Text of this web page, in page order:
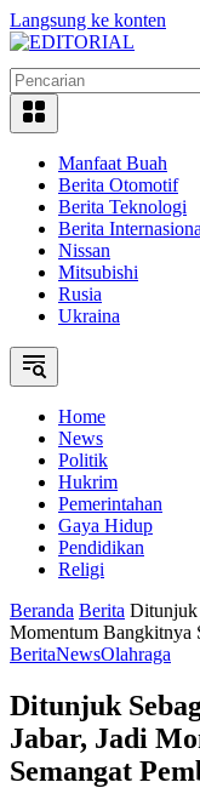
Langsung ke konten
Manfaat Buah
Berita Otomotif
Berita Teknologi
Berita
Nissan
Mitsubishi
Rusia
Ukraina
Home
News
Politik
Hukrim
Pemerintahan
Gaya Hidup
Pendidikan
Religi
Beranda Berita Ditunjuk
Momentum Bangkitnya
BeritaNewsOlahraga
Ditunjuk
Jabar, Jadi
Semangat